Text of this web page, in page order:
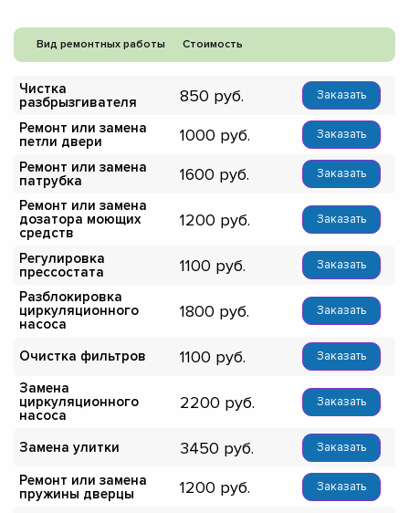
Вид ремонтных работы Стоимость
Чистка
разбрызгивателя
850 Заказать
Ремонт или замена
петли двери
1000 Заказать
Ремонт или замена
патрубка
1600 Заказать
Ремонт или замена
дозатора моющих
средств
1200 Заказать
Регулировка
прессостата
1100 Заказать
Разблокировка
циркуляционного
насоса
1800 Заказать
Очистка фильтров 1100 Заказать
Замена
циркуляционного
насоса
2200 Заказать
Замена улитки 3450 Заказать
Ремонт или замена
пружины дверцы
1200 Заказать